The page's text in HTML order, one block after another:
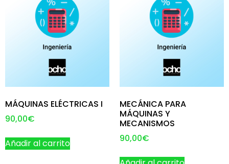
MÁQUINAS ELÉCTRICAS I
90,00€
Añadir al carrito
MECÁNICA PARA
MÁQUINAS Y
MECANISMOS
90,00€